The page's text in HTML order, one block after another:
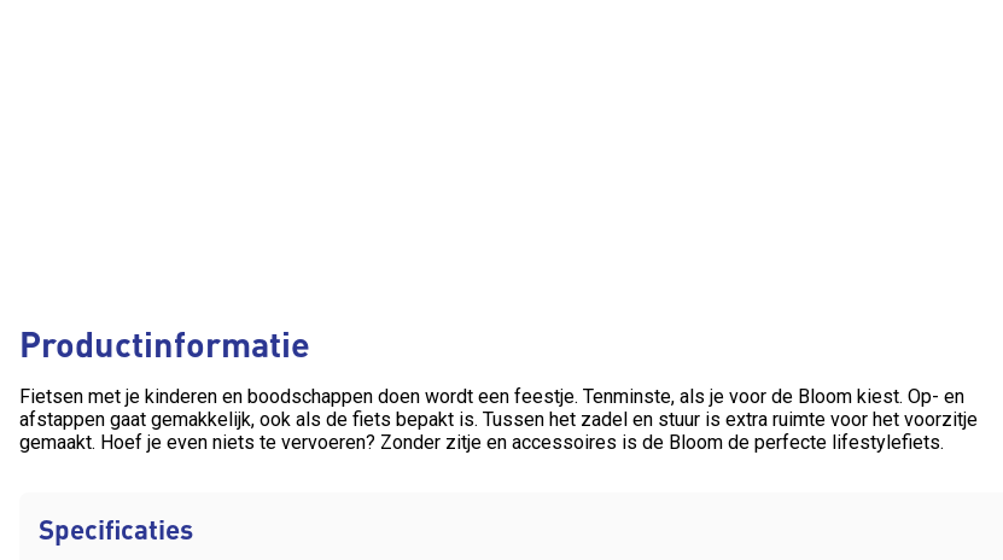
Productinformatie
Fietsen met je kinderen en boodschappen doen wordt een feestje. Tenminste, als je voor de Bloom kiest. Op- en
afstappen gaat gemakkelijk, ook als de fiets bepakt is. Tussen het zadel en stuur is extra ruimte voor het voorzitje
gemaakt. Hoef je even niets te vervoeren? Zonder zitje en accessoires is de Bloom de perfecte lifestylefiets.
Specificaties